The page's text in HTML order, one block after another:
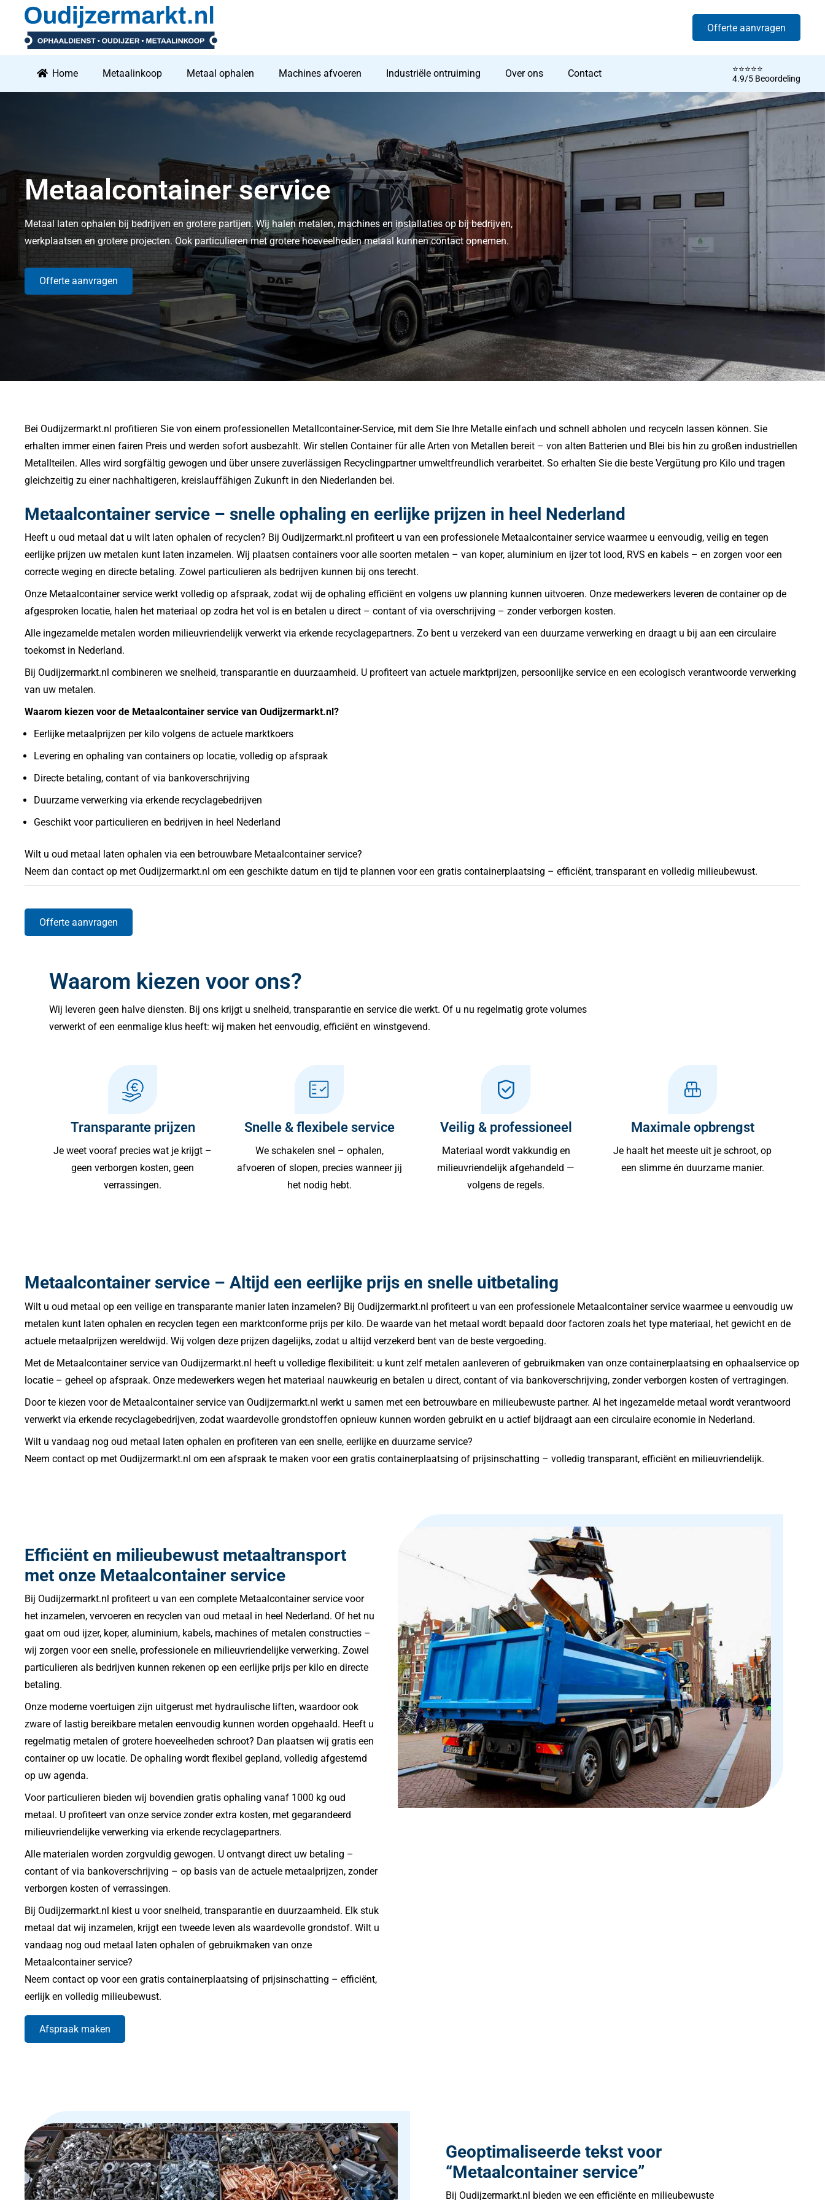
Offerte aanvragen
Home Metaalinkoop Metaal ophalen Machines afvoeren Industriële ontruiming Over ons Contact
⭐️⭐️⭐️⭐️⭐️
4.9/5 Beoordeling
metaalcontainer service
Metaal laten ophalen bij bedrijven en grotere partijen. Wij halen metalen, machines en installaties op bij bedrijven,
werkplaatsen en grotere projecten. Ook particulieren met grotere hoeveelheden metaal kunnen contact opnemen.
Offerte aanvragen
Bei Oudijzermarkt.nl profitieren Sie von einem professionellen Metallcontainer-Service, mit dem Sie Ihre Metalle einfach und schnell abholen und recyceln lassen können. Sie
erhalten immer einen fairen Preis und werden sofort ausbezahlt. Wir stellen Container für alle Arten von Metallen bereit – von alten Batterien und Blei bis hin zu großen industriellen
Metallteilen. Alles wird sorgfältig gewogen und über unsere zuverlässigen Recyclingpartner umweltfreundlich verarbeitet. So erhalten Sie die beste Vergütung pro Kilo und tragen
gleichzeitig zu einer nachhaltigeren, kreislauffähigen Zukunft in den Niederlanden bei.
Metaalcontainer service – snelle ophaling en eerlijke prijzen in heel Nederland
Heeft u oud metaal dat u wilt laten ophalen of recyclen? Bij Oudijzermarkt.nl profiteert u van een professionele Metaalcontainer service waarmee u eenvoudig, veilig en tegen
eerlijke prijzen uw metalen kunt laten inzamelen. Wij plaatsen containers voor alle soorten metalen – van koper, aluminium en ijzer tot lood, RVS en kabels – en zorgen voor een
correcte weging en directe betaling. Zowel particulieren als bedrijven kunnen bij ons terecht.
Onze Metaalcontainer service werkt volledig op afspraak, zodat wij de ophaling efficiënt en volgens uw planning kunnen uitvoeren. Onze medewerkers leveren de container op de
afgesproken locatie, halen het materiaal op zodra het vol is en betalen u direct – contant of via overschrijving – zonder verborgen kosten.
Alle ingezamelde metalen worden milieuvriendelijk verwerkt via erkende recyclagepartners. Zo bent u verzekerd van een duurzame verwerking en draagt u bij aan een circulaire
toekomst in Nederland.
Bij Oudijzermarkt.nl combineren we snelheid, transparantie en duurzaamheid. U profiteert van actuele marktprijzen, persoonlijke service en een ecologisch verantwoorde verwerking
van uw metalen.
Waarom kiezen voor de Metaalcontainer service van Oudijzermarkt.nl?
Eerlijke metaalprijzen per kilo volgens de actuele marktkoers
Levering en ophaling van containers op locatie, volledig op afspraak
Directe betaling, contant of via bankoverschrijving
Duurzame verwerking via erkende recyclagebedrijven
Geschikt voor particulieren en bedrijven in heel Nederland
Wilt u oud metaal laten ophalen via een betrouwbare Metaalcontainer service?
Neem dan contact op met Oudijzermarkt.nl om een geschikte datum en tijd te plannen voor een gratis containerplaatsing – efficiënt, transparant en volledig milieubewust.
Offerte aanvragen
Waarom kiezen voor ons?
Wij leveren geen halve diensten. Bij ons krijgt u snelheid, transparantie en service die werkt. Of u nu regelmatig grote volumes
verwerkt of een eenmalige klus heeft: wij maken het eenvoudig, efficiënt en winstgevend.
Transparante prijzen
Je weet vooraf precies wat je krijgt –
geen verborgen kosten, geen
verrassingen.
Snelle & flexibele service
We schakelen snel – ophalen,
afvoeren of slopen, precies wanneer jij
het nodig hebt.
Veilig & professioneel
Materiaal wordt vakkundig en
milieuvriendelijk afgehandeld —
volgens de regels.
Maximale opbrengst
Je haalt het meeste uit je schroot, op
een slimme én duurzame manier.
Metaalcontainer service – Altijd een eerlijke prijs en snelle uitbetaling
Wilt u oud metaal op een veilige en transparante manier laten inzamelen? Bij Oudijzermarkt.nl profiteert u van een professionele Metaalcontainer service waarmee u eenvoudig uw
metalen kunt laten ophalen en recyclen tegen een marktconforme prijs per kilo. De waarde van het metaal wordt bepaald door factoren zoals het type materiaal, het gewicht en de
actuele metaalprijzen wereldwijd. Wij volgen deze prijzen dagelijks, zodat u altijd verzekerd bent van de beste vergoeding.
Met de Metaalcontainer service van Oudijzermarkt.nl heeft u volledige flexibiliteit: u kunt zelf metalen aanleveren of gebruikmaken van onze containerplaatsing en ophaalservice op
locatie – geheel op afspraak. Onze medewerkers wegen het materiaal nauwkeurig en betalen u direct, contant of via bankoverschrijving, zonder verborgen kosten of vertragingen.
Door te kiezen voor de Metaalcontainer service van Oudijzermarkt.nl werkt u samen met een betrouwbare en milieubewuste partner. Al het ingezamelde metaal wordt verantwoord
verwerkt via erkende recyclagebedrijven, zodat waardevolle grondstoffen opnieuw kunnen worden gebruikt en u actief bijdraagt aan een circulaire economie in Nederland.
Wilt u vandaag nog oud metaal laten ophalen en profiteren van een snelle, eerlijke en duurzame service?
Neem contact op met Oudijzermarkt.nl om een afspraak te maken voor een gratis containerplaatsing of prijsinschatting – volledig transparant, efficiënt en milieuvriendelijk.
Efficiënt en milieubewust metaaltransport
met onze Metaalcontainer service
Bij Oudijzermarkt.nl profiteert u van een complete Metaalcontainer service voor
het inzamelen, vervoeren en recyclen van oud metaal in heel Nederland. Of het nu
gaat om oud ijzer, koper, aluminium, kabels, machines of metalen constructies –
wij zorgen voor een snelle, professionele en milieuvriendelijke verwerking. Zowel
particulieren als bedrijven kunnen rekenen op een eerlijke prijs per kilo en directe
betaling.
Onze moderne voertuigen zijn uitgerust met hydraulische liften, waardoor ook
zware of lastig bereikbare metalen eenvoudig kunnen worden opgehaald. Heeft u
regelmatig metalen of grotere hoeveelheden schroot? Dan plaatsen wij gratis een
container op uw locatie. De ophaling wordt flexibel gepland, volledig afgestemd
op uw agenda.
Voor particulieren bieden wij bovendien gratis ophaling vanaf 1000 kg oud
metaal. U profiteert van onze service zonder extra kosten, met gegarandeerd
milieuvriendelijke verwerking via erkende recyclagepartners.
Alle materialen worden zorgvuldig gewogen. U ontvangt direct uw betaling –
contant of via bankoverschrijving – op basis van de actuele metaalprijzen, zonder
verborgen kosten of verrassingen.
Bij Oudijzermarkt.nl kiest u voor snelheid, transparantie en duurzaamheid. Elk stuk
metaal dat wij inzamelen, krijgt een tweede leven als waardevolle grondstof. Wilt u
vandaag nog oud metaal laten ophalen of gebruikmaken van onze
Metaalcontainer service?
Neem contact op voor een gratis containerplaatsing of prijsinschatting – efficiënt,
eerlijk en volledig milieubewust.
Afspraak maken
Geoptimaliseerde tekst voor
“Metaalcontainer service”
Bij Oudijzermarkt.nl bieden we een efficiënte en milieubewuste